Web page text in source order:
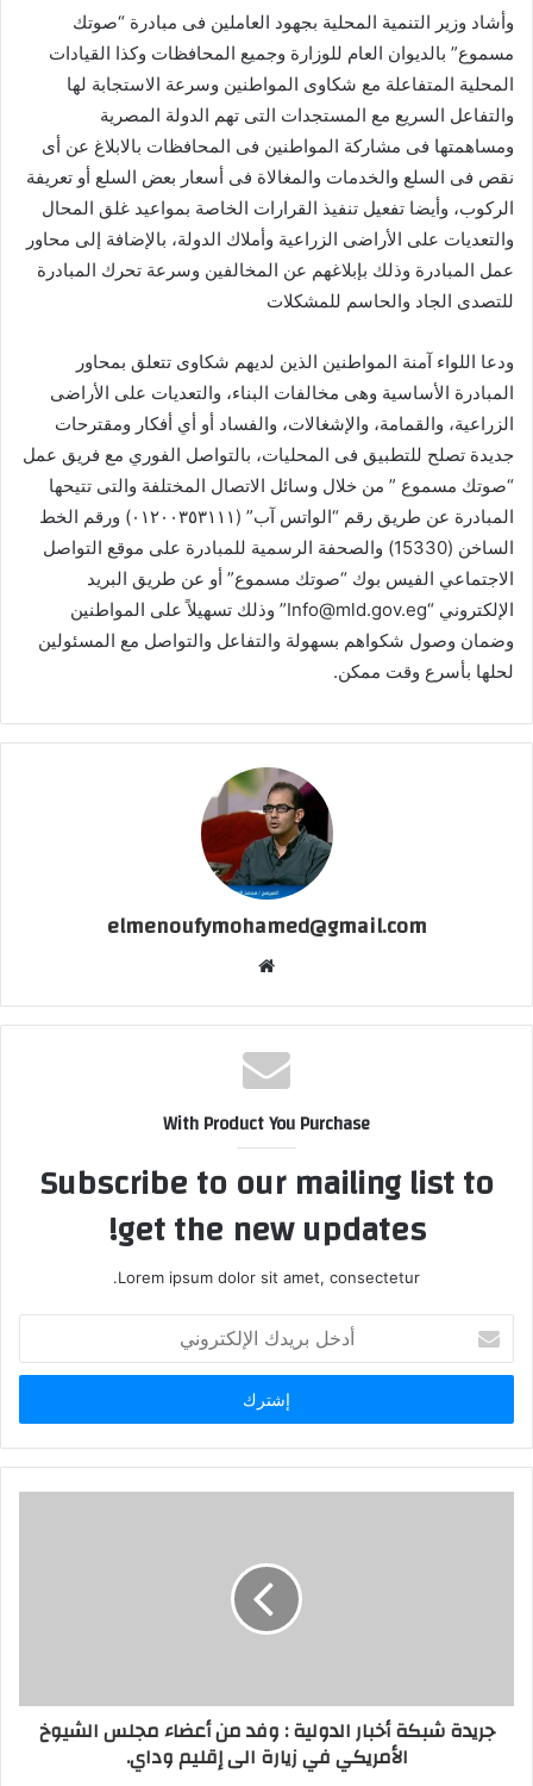
وأشاد وزير التنمية المحلية بجهود العاملين فى مبادرة “صوتك
مسموع” بالديوان العام للوزارة وجميع المحافظات وكذا القيادات
المحلية المتفاعلة مع شكاوى المواطنين وسرعة الاستجابة لها
والتفاعل السريع مع المستجدات التى تهم الدولة المصرية
ومساهمتها فى مشاركة المواطنين فى المحافظات بالابلاغ عن أى
نقص فى السلع والخدمات والمغالاة فى أسعار بعض السلع أو تعريفة
الركوب، وأيضا تفعيل تنفيذ القرارات الخاصة بمواعيد غلق المحال
والتعديات على الأراضى الزراعية وأملاك الدولة، بالإضافة إلى محاور
عمل المبادرة وذلك بإبلاغهم عن المخالفين وسرعة تحرك المبادرة
للتصدى الجاد والحاسم للمشكلات
ودعا اللواء آمنة المواطنين الذين لديهم شكاوى تتعلق بمحاور
المبادرة الأساسية وهى مخالفات البناء، والتعديات على الأراضى
الزراعية، والقمامة، والإشغالات، والفساد أو أي أفكار ومقترحات
جديدة تصلح للتطبيق فى المحليات، بالتواصل الفوري مع فريق عمل
“صوتك مسموع ” من خلال وسائل الاتصال المختلفة والتى تتيحها
المبادرة عن طريق رقم “الواتس آب” (٠١٢٠٠٣٥٣١١١) ورقم الخط
الساخن (15330) والصحفة الرسمية للمبادرة على موقع التواصل
الاجتماعي الفيس بوك “صوتك مسموع” أو عن طريق البريد
الإلكتروني “Info@mld.gov.eg” وذلك تسهيلاً على المواطنين
وضمان وصول شكواهم بسهولة والتفاعل والتواصل مع المسئولين
لحلها بأسرع وقت ممكن.
elmenoufymohamed@gmail.com
With Product You Purchase
Subscribe to our mailing list to
get the new updates!
Lorem ipsum dolor sit amet, consectetur.
بريدك
الإلكتروني
جريدة شبكة أخبار الدولية : وفد من أعضاء مجلس الشيوخ
الأمريكي في زيارة الى إقليم وداي.